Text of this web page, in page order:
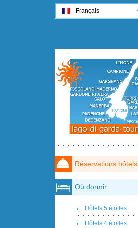
Réservations hôtels
Où dormir
Hôtels 5 étoiles
Hôtels 4 étoiles
Français